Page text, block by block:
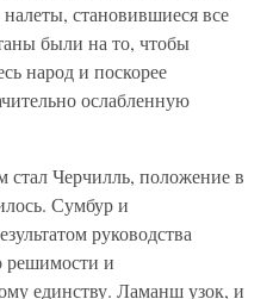
становившиеся все
были на то, чтобы
народ и поскорее
ослабленную
стал Черчилль, положение в
Сумбур и
руководства
решимости и
единству. Ламанш узок, и